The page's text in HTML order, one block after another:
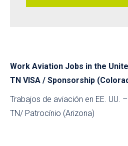
Work Aviation Jobs in the
TN VISA / Sponsorship
Trabajos de aviación en EE. UU.
TN/ Patrocínio (Arizona)